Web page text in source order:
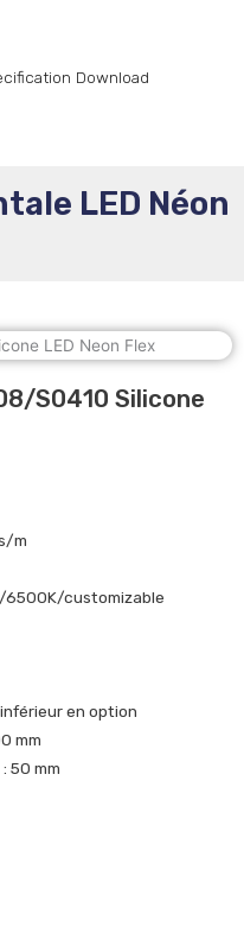
Download
LED Néon
S0410 Silicone
m
customizable
en option
mm
50 mm